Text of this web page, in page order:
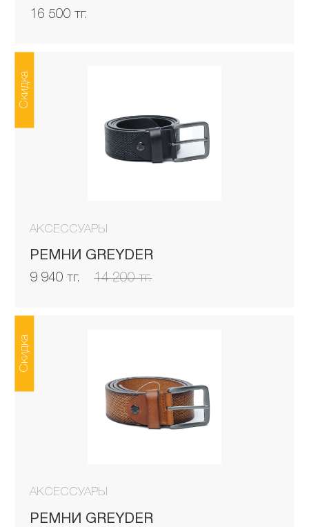
16 500 тг.
АКСЕССУАРЫ
РЕМНИ GREYDER
9 940 тг. 14 200 тг.
Скидка
АКСЕССУАРЫ
РЕМНИ GREYDER
Скидка